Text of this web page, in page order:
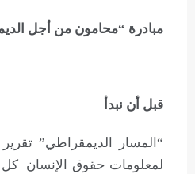
مبادرة “محامون من أجل
قبل أن نبدأ
“المسار الديمقراطي” تقرير
لمعلومات حقوق الإنسان كل